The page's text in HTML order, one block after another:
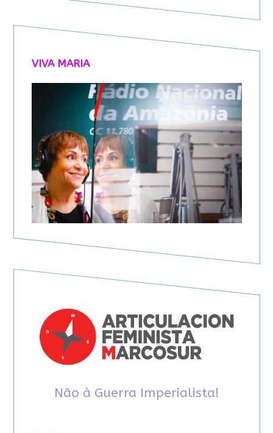
VIVA MARIA
Não à Guerra Imperialista!